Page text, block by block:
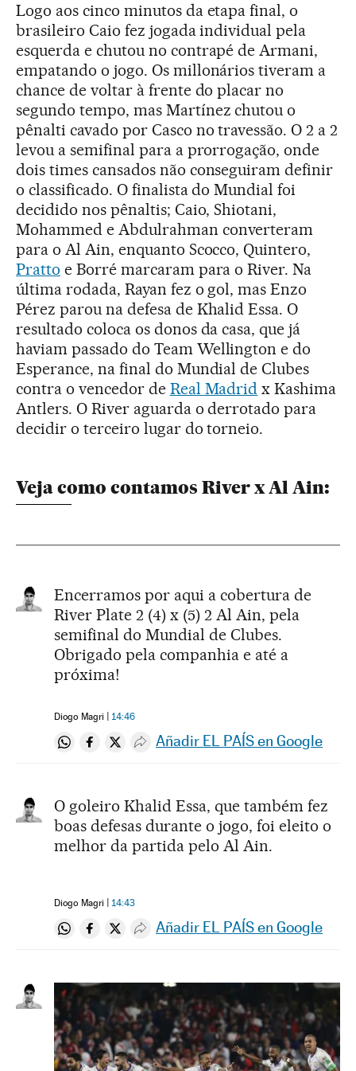
Logo aos cinco minutos da etapa final, o
brasileiro Caio fez jogada individual pela
esquerda e chutou no contrapé de Armani,
empatando o jogo. Os millonários tiveram a
chance de voltar à frente do placar no
segundo tempo, mas Martínez chutou o
pênalti cavado por Casco no travessão. O 2 a 2
levou a semifinal para a prorrogação, onde
dois times cansados não conseguiram definir
o classificado. O finalista do Mundial foi
decidido nos pênaltis; Caio, Shiotani,
Mohammed e Abdulrahman converteram
para o Al Ain, enquanto Scocco, Quintero,
Pratto e Borré marcaram para o River. Na
última rodada, Rayan fez o gol, mas Enzo
Pérez parou na defesa de Khalid Essa. O
resultado coloca os donos da casa, que já
haviam passado do Team Wellington e do
Esperance, na final do Mundial de Clubes
contra o vencedor de Real Madrid x Kashima
Antlers. O River aguarda o derrotado para
decidir o terceiro lugar do torneio.
Veja como contamos River x Al Ain:
Encerramos por aqui a cobertura de
River Plate 2 (4) x (5) 2 Al Ain, pela
semifinal do Mundial de Clubes.
Obrigado pela companhia e até a
próxima!
Diogo Magri 14:46
Compartir en Whatsapp
Compartir en Facebook
Compartir en Twitter
Desplegar Redes Sociales
Añadir EL PAÍS en Google
O goleiro Khalid Essa, que também fez
boas defesas durante o jogo, foi eleito o
melhor da partida pelo Al Ain.
Diogo Magri 14:43
Compartir en Whatsapp
Compartir en Facebook
Compartir en Twitter
Desplegar Redes Sociales
Añadir EL PAÍS en Google